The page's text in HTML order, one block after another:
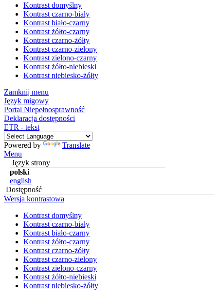
Kontrast domyślny
Kontrast czarno-biały
Kontrast biało-czarny
Kontrast żółto-czarny
Kontrast czarno-żółty
Kontrast czarno-zielony
Kontrast zielono-czarny
Kontrast żółto-niebieski
Kontrast niebiesko-żółty
Zamknij menu
Język migowy
Portal Niepełnosprawność
Deklaracja dostępności
ETR - tekst
Powered by
Translate
Menu
Język strony
polski
english
Dostępność
Wersja kontrastowa
Kontrast domyślny
Kontrast czarno-biały
Kontrast biało-czarny
Kontrast żółto-czarny
Kontrast czarno-żółty
Kontrast czarno-zielony
Kontrast zielono-czarny
Kontrast żółto-niebieski
Kontrast niebiesko-żółty